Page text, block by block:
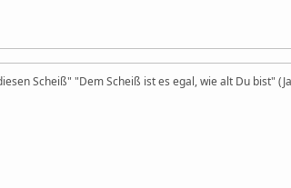
Scheiß" "Dem Scheiß ist es egal, wie alt Du bist"